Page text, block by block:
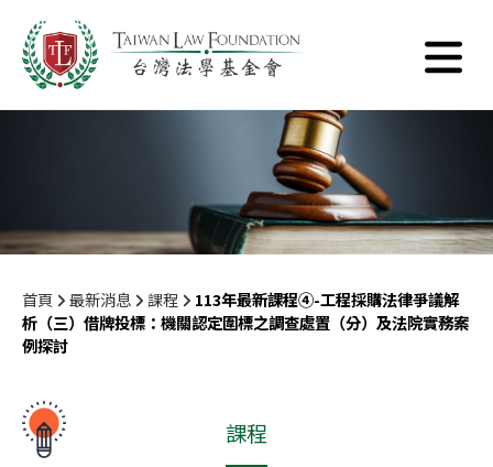
首頁 最新消息 課程
113年最新課程④-工程採購法律爭議解
析（三）借牌投標：機關認定圍標之調查處置（分）及法院實務案
例探討
課程